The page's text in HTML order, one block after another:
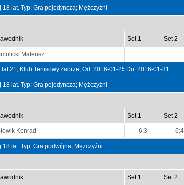
lat. Typ: Gra pojedyncza; Mężczyźni
Set 1 Set 2
Mateusz : :
21, Klub Tenisowy Zabrze, Od: 2016-01-25 Do: 2016-01-31
lat. Typ: Gra pojedyncza; Mężczyźni
Set 1 Set 2
Konrad 6:3 6:4
lat. Typ: Gra podwójna; Mężczyźni
Set 1 Set 2